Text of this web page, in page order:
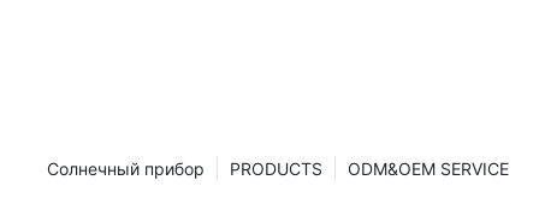
ODM&OEM SERVICE
PRODUCTS
Солнечный прибор